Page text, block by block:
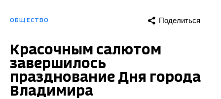
ОБЩЕСТВО Поделиться
Красочным салютом
завершилось
празднование Дня города
Владимира